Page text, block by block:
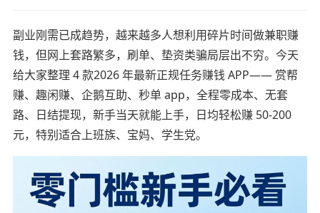
副业刚需已成趋势，越来越多人想利用碎片时间做兼职赚
钱，但网上套路繁多，刷单、垫资类骗局层出不穷。今天
给大家整理 4 款2026 年最新正规任务赚钱 APP—— 赏帮
赚、趣闲赚、企鹅互助、秒单 app，全程零成本、无套
路、日结提现，新手当天就能上手，日均轻松赚 50-200
元，特别适合上班族、宝妈、学生党。